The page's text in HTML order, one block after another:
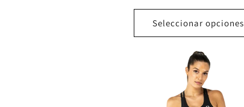
Seleccionar opciones